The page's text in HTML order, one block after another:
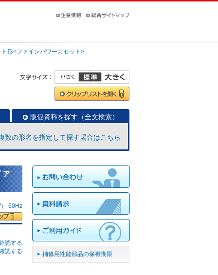
形<ファインパワーカセット>
販促資料を探す（全文検索）
数の形名を指定して探す場合はこちら
60Hz
認する
認する
補修用性能部品の保有期限